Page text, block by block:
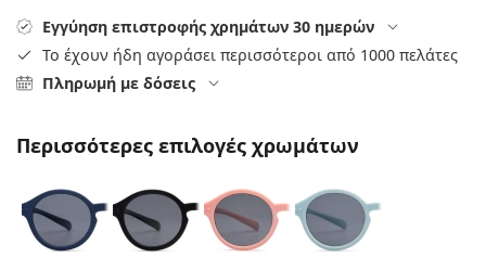
Prada
Εγγύηση επιστροφής χρημάτων 30 ημερών
Το έχουν ήδη αγοράσει περισσότεροι από 1000 πελάτες
Πληρωμή με δόσεις
Περισσότερες επιλογές χρωμάτων